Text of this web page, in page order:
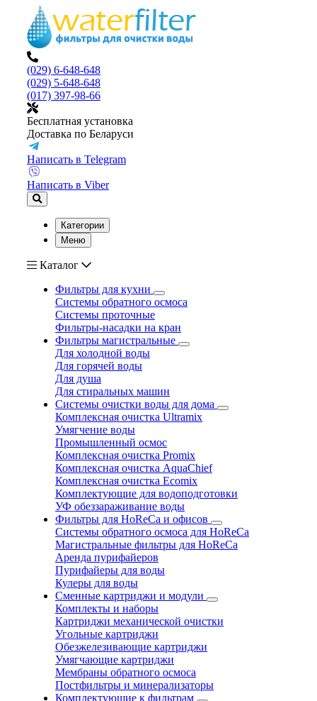
(029) 6-648-648
(029) 5-648-648
(017) 397-98-66
Бесплатная установка
Доставка по Беларуси
Написать в Telegram
Написать в Viber
Категории
Меню
Каталог
Фильтры для кухни
Системы обратного осмоса
Системы проточные
Фильтры-насадки на кран
Фильтры магистральные
Для холодной воды
Для горячей воды
Для душа
Для стиральных машин
Системы очистки воды для дома
Комплексная очистка Ultramix
Умягчение воды
Промышленный осмос
Комплексная очистка Promix
Комплексная очистка AquaChief
Комплексная очистка Ecomix
Комплектующие для водоподготовки
УФ обеззараживание воды
Фильтры для HoReCa и офисов
Системы обратного осмоса для HoReCa
Магистральные фильтры для HoReCa
Аренда пурифайеров
Пурифайеры для воды
Кулеры для воды
Сменные картриджи и модули
Комплекты и наборы
Картриджи механической очистки
Угольные картриджи
Обезжелезивающие картриджи
Умягчающие картриджи
Мембраны обратного осмоса
Постфильтры и минерализаторы
Комплектующие к фильтрам